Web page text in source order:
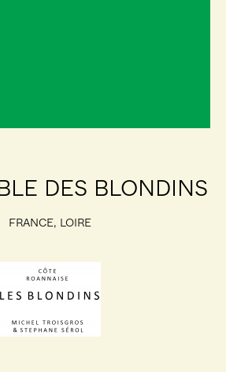
DES BLONDINS
FRANCE, LOIRE